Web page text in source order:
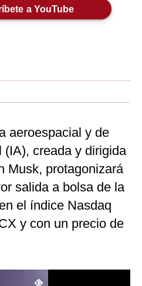
a YouTube
aeroespacial y de
(IA), creada y dirigida
Musk, protagonizará
salida a bolsa de la
el índice Nasdaq
y con un precio de